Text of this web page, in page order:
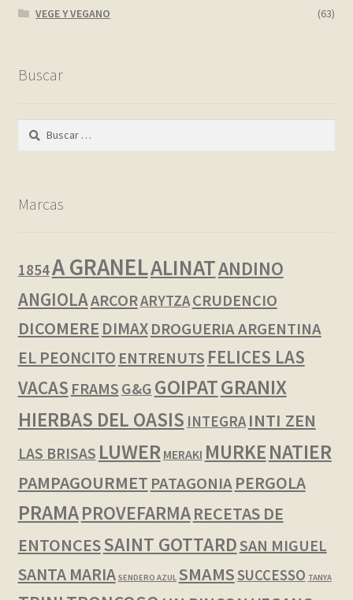
VEGE Y VEGANO
(63)
Buscar
Buscar:
Marcas
1854A GRANELALINATANDINO
ANGIOLAARCORARYTZACRUDENCIO
DICOMERE DIMAX DROGUERIA ARGENTINA
EL PEONCITO ENTRENUTS FELICES LAS
VACAS FRAMS G&G GOIPATGRANIX
HIERBAS DEL OASIS INTEGRA INTI ZEN
LAS BRISAS LUWER MERAKI MURKENATIER
PAMPAGOURMET PATAGONIA PERGOLA
PRAMAPROVEFARMARECETAS DE
ENTONCESSAINT GOTTARDSAN MIGUEL
SANTA MARIA SENDERO AZUL SMAMSSUCCESSO TANYA